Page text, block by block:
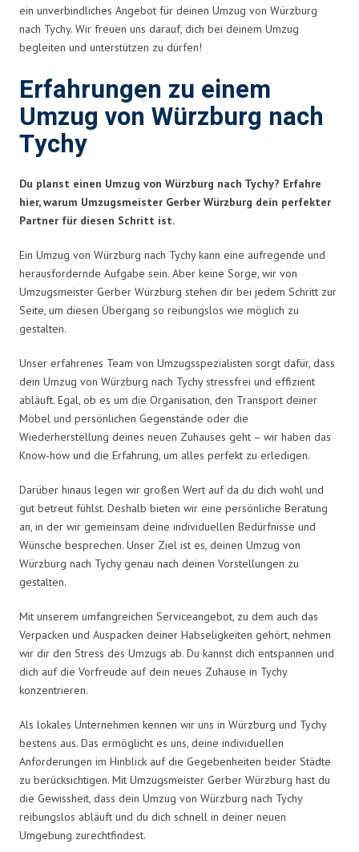
ein unverbindliches Angebot für deinen Umzug von Würzburg
nach Tychy. Wir freuen uns darauf, dich bei deinem Umzug
begleiten und unterstützen zu dürfen!
Erfahrungen zu einem
Umzug von Würzburg nach
Tychy
Du planst einen Umzug von Würzburg nach Tychy? Erfahre
hier, warum Umzugsmeister Gerber Würzburg dein perfekter
Partner für diesen Schritt ist.
Ein Umzug von Würzburg nach Tychy kann eine aufregende und
herausfordernde Aufgabe sein. Aber keine Sorge, wir von
Umzugsmeister Gerber Würzburg stehen dir bei jedem Schritt zur
Seite, um diesen Übergang so reibungslos wie möglich zu
gestalten.
Unser erfahrenes Team von Umzugsspezialisten sorgt dafür, dass
dein Umzug von Würzburg nach Tychy stressfrei und effizient
abläuft. Egal, ob es um die Organisation, den Transport deiner
Möbel und persönlichen Gegenstände oder die
Wiederherstellung deines neuen Zuhauses geht – wir haben das
Know-how und die Erfahrung, um alles perfekt zu erledigen.
Darüber hinaus legen wir großen Wert auf da du dich wohl und
gut betreut fühlst. Deshalb bieten wir eine persönliche Beratung
an, in der wir gemeinsam deine individuellen Bedürfnisse und
Wünsche besprechen. Unser Ziel ist es, deinen Umzug von
Würzburg nach Tychy genau nach deinen Vorstellungen zu
gestalten.
Mit unserem umfangreichen Serviceangebot, zu dem auch das
Verpacken und Auspacken deiner Habseligkeiten gehört, nehmen
wir dir den Stress des Umzugs ab. Du kannst dich entspannen und
dich auf die Vorfreude auf dein neues Zuhause in Tychy
konzentrieren.
Als lokales Unternehmen kennen wir uns in Würzburg und Tychy
bestens aus. Das ermöglicht es uns, deine individuellen
Anforderungen im Hinblick auf die Gegebenheiten beider Städte
zu berücksichtigen. Mit Umzugsmeister Gerber Würzburg hast du
die Gewissheit, dass dein Umzug von Würzburg nach Tychy
reibungslos abläuft und du dich schnell in deiner neuen
Umgebung zurechtfindest.